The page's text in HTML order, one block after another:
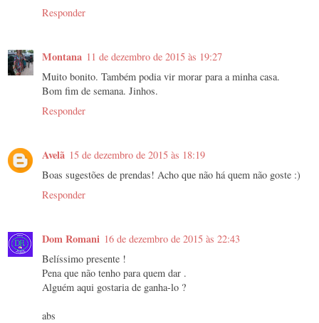
Responder
Montana 11 de dezembro de 2015 às 19:27
Muito bonito. Também podia vir morar para a minha casa.
Bom fim de semana. Jinhos.
Responder
Avelã 15 de dezembro de 2015 às 18:19
Boas sugestões de prendas! Acho que não há quem não goste :)
Responder
Dom Romani 16 de dezembro de 2015 às 22:43
Belíssimo presente !
Pena que não tenho para quem dar .
Alguém aqui gostaria de ganha-lo ?
abs